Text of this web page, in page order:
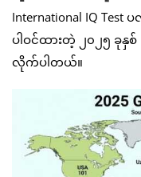
International IQ Test
ပါဝင်ထားတဲ့ ၂၀၂၅ ခု
လိုက်ပါတယ်။